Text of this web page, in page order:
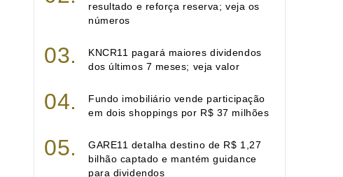
resultado e reforça reserva; veja os
números
KNCR11 pagará maiores dividendos
dos últimos 7 meses; veja valor
Fundo imobiliário vende participação
em dois shoppings por R$ 37 milhões
GARE11 detalha destino de R$ 1,27
bilhão captado e mantém guidance
para dividendos